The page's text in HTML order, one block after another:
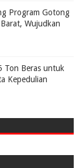
Program Gotong
Wujudkan
Ton Beras untuk
Kepedulian